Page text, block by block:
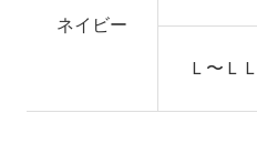
ネイビー
Ｌ〜ＬＬ